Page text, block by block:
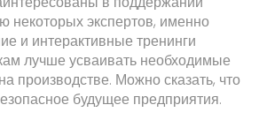
некоторых экспертов, именно
и интерактивные тренинги
лучше усваивать необходимые
производстве. Можно сказать, что
будущее предприятия.